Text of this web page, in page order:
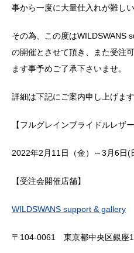
事から一度に大量仕入れが難しい
その為、この度はWILDSWANS
の開催とさせて頂き、また受注
ます事予めご了承下さいませ。
詳細は下記にご案内申し上げます
【フルグレインブライドルレザ
2022年2月11日（金）～3月6日(
【受注会開催店舗】
WILDSWANS support & gallery
〒104-0061 東京都中央区銀座